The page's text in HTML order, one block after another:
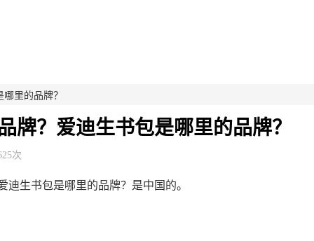
里的品牌？
牌？爱迪生书包是哪里的品牌？
次
迪生书包是哪里的品牌？是中国的。